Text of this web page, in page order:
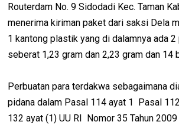
Routerdam No. 9 Sidodadi Kec. Taman
menerima kiriman paket dari saksi Dela
1 kantong plastik yang di dalamnya ada
seberat 1,23 gram dan 2,23 gram dan 14
Perbuatan para terdakwa sebagaimana
pidana dalam Pasal 114 ayat 1 Pasal
132 ayat (1) UU RI Nomor 35 Tahun